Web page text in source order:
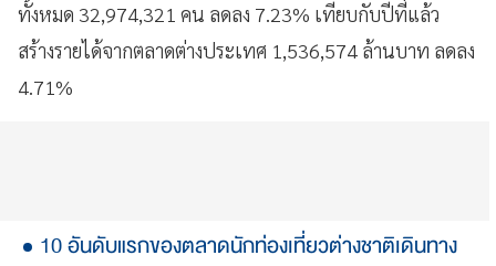
ทั้งหมด 32,974,321 คน ลดลง 7.23% เทียบกับปีที่แล้ว
สร้างรายได้จากตลาดต่างประเทศ 1,536,574 ล้านบาท ลดลง
4.71%
10 อันดับแรกของตลาดนักท่องเที่ยวต่างชาติเดินทาง